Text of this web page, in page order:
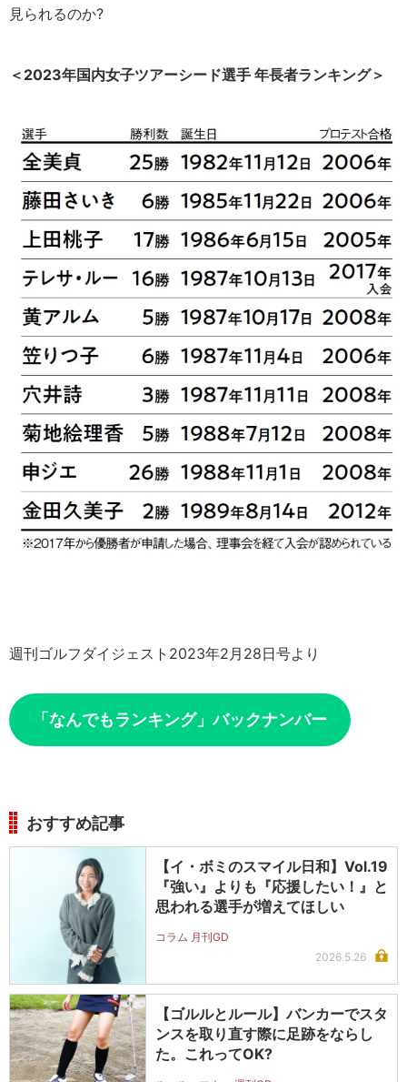
見られるのか?
＜2023年国内女子ツアーシード選手 年長者ランキング＞
週刊ゴルフダイジェスト2023年2月28日号より
「なんでもランキング」バックナンバー
おすすめ記事
【イ・ボミのスマイル日和】Vol.19
『強い』よりも『応援したい！』と
思われる選手が増えてほしい
コラム 月刊GD
2026.5.26
【ゴルルとルール】バンカーでスタ
ンスを取り直す際に足跡をならし
た。これってOK?